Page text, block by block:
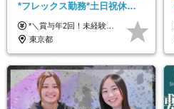
*フレックス勤務*土日祝休み*
月給28万円～*産育休取得実績
あり*年間休日120日
*＼賞与年2回！未経験から月給28万円スタート／* ★昇給年12回あり！随時昇給のチャンス ◆月給28万～40万円＋賞与年2回＋各種インセンティブ ※経験・スキルを考慮の上、決定します ※試用期間6ヶ月間あり（期間中は月給26万円～になります。その他待遇等に差異はありません） ※月給には月35時間分の固定残業代含む（月5万4800円/超過分別途支給） ※ほとんどのメンバーが残業ゼロです！フレックスタイム制のため、自分の生活に合わせて調整できます。 ＼希望性で土曜日出勤あり／ お客様より「土曜日に応募者の対応をしてほしい」という ご要望を受けた際に、応募者対応⇒求職者との メッセージのやり取りなど、対応が発生する場合があります。 ※土曜日に出勤いただく場合は ・2時間稼働：4500円 ・4時間稼働：9000円 の給与が発生。勤務時間が4時間超えることは原則ありません。 短期間で高い給与をGETできるチャンスです♪
東京都